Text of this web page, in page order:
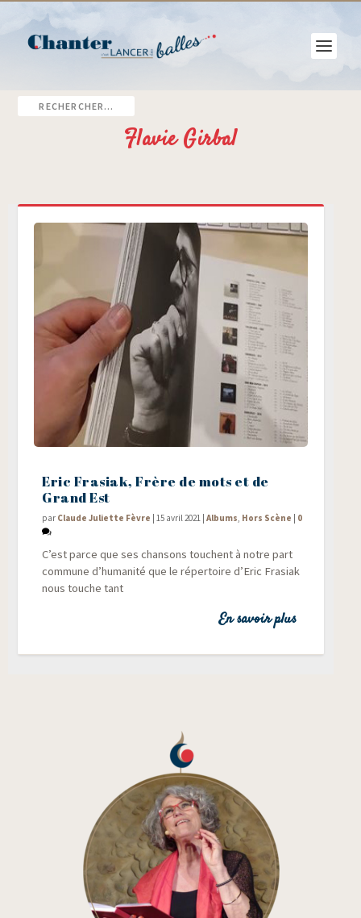
Flavie Girbal
Eric Frasiak, Frère de mots et de
Grand Est
par Claude Juliette Fèvre | 15 avril 2021 |Albums Hors Scène | 0
C’est parce que ses chan­sons touchent à notre part
com­mune d’humanité que le réper­toire d’Eric Fra­siak
nous touche tant
En savoir plus